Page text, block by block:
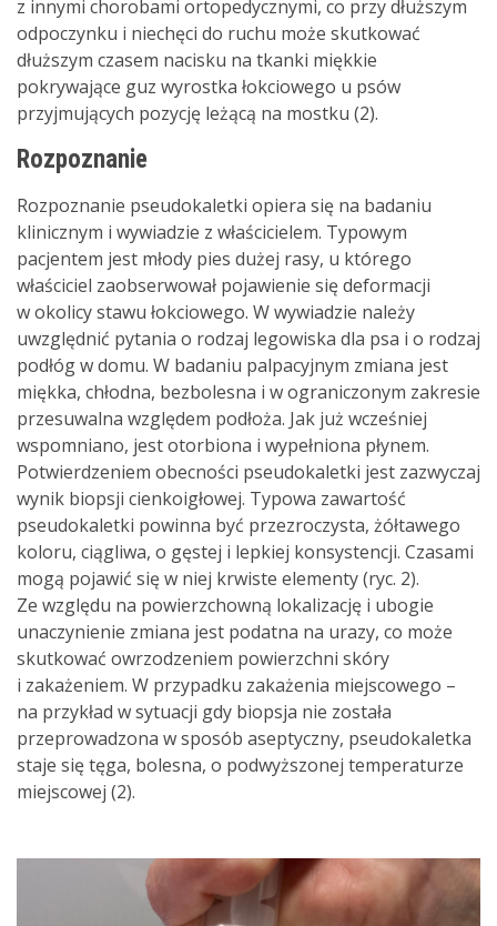
z innymi chorobami ortopedycznymi, co przy dłuższym
odpoczynku i niechęci do ruchu może skutkować
dłuższym czasem nacisku na tkanki miękkie
pokrywające guz wyrostka łokciowego u psów
przyjmujących pozycję leżącą na mostku (2).
Rozpoznanie
Rozpoznanie pseudokaletki opiera się na badaniu
klinicznym i wywiadzie z właścicielem. Typowym
pacjentem jest młody pies dużej rasy, u którego
właściciel zaobserwował pojawienie się deformacji
w okolicy stawu łokciowego. W wywiadzie należy
uwzględnić pytania o rodzaj legowiska dla psa i o rodzaj
podłóg w domu. W badaniu palpacyjnym zmiana jest
miękka, chłodna, bezbolesna i w ograniczonym zakresie
przesuwalna względem podłoża. Jak już wcześniej
wspomniano, jest otorbiona i wypełniona płynem.
Potwierdzeniem obecności pseudokaletki jest zazwyczaj
wynik biopsji cienkoigłowej. Typowa zawartość
pseudokaletki powinna być przezroczysta, żółtawego
koloru, ciągliwa, o gęstej i lepkiej konsystencji. Czasami
mogą pojawić się w niej krwiste elementy (ryc. 2).
Ze względu na powierzchowną lokalizację i ubogie
unaczynienie zmiana jest podatna na urazy, co może
skutkować owrzodzeniem powierzchni skóry
i zakażeniem. W przypadku zakażenia miejscowego –
na przykład w sytuacji gdy biopsja nie została
przeprowadzona w sposób aseptyczny, pseudokaletka
staje się tęga, bolesna, o podwyższonej temperaturze
miejscowej (2).